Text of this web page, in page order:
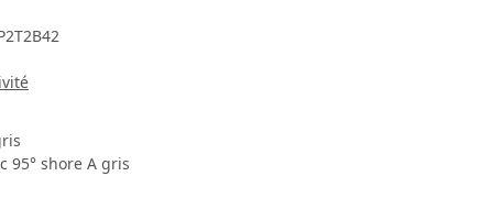
95° shore A gris